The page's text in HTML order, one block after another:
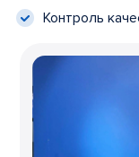
Контроль